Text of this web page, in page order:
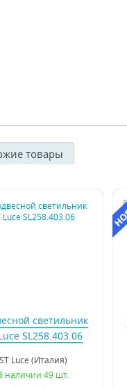
товары
светильник
SL258.403.06
Luce (Италия)
наличии 49 шт.